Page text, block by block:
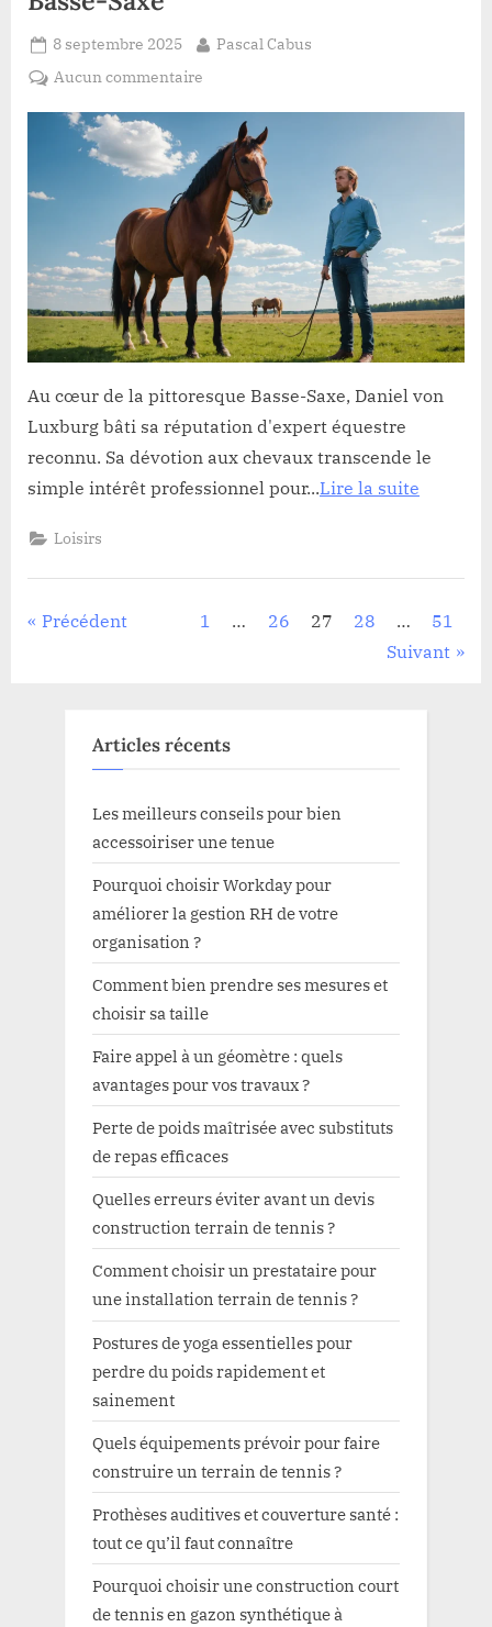
Posted
on
8 septembre 2025 By
Pascal Cabus
Aucun commentaire
passion
de
Daniel
von
Luxburg
:
une
vie
dédiée
aux
en
Basse-
Saxe
Au cœur de la pittoresque Basse-Saxe, Daniel von
Luxburg bâti sa réputation d'expert équestre
reconnu. Sa dévotion aux chevaux transcende le
simple intérêt professionnel pour...Lire la suite
Loisirs
Pagination
Précédent 1 … 26 27 28 …
51
Suivant
Articles récents
Les meilleurs conseils pour bien
accessoiriser une tenue
Pourquoi choisir Workday pour
améliorer la gestion RH de votre
organisation ?
Comment bien prendre ses mesures et
choisir sa taille
Faire appel à un géomètre : quels
avantages pour vos travaux ?
Perte de poids maîtrisée avec substituts
de repas efficaces
Quelles erreurs éviter avant un devis
construction terrain de tennis ?
Comment choisir un prestataire pour
une installation terrain de tennis ?
Postures de yoga essentielles pour
perdre du poids rapidement et
sainement
Quels équipements prévoir pour faire
construire un terrain de tennis ?
Prothèses auditives et couverture santé :
tout ce qu’il faut connaître
Pourquoi choisir une construction court
de tennis en gazon synthétique à